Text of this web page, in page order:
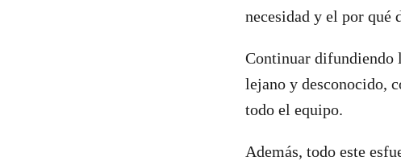
necesidad y el por qué
Continuar difundiendo
lejano y desconocido,
todo el equipo.
Además, todo este